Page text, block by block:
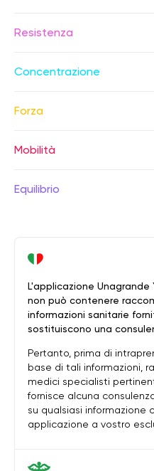
Resistenza
Concentrazione
Forza
Mobilità
Equilibrio
L'applicazione
non può contenere
informazioni sanitarie
sostituiscono una
Pertanto, prima di
base di tali informazioni,
medici specialisti
fornisce alcuna
su qualsiasi informazione
applicazione a vostro